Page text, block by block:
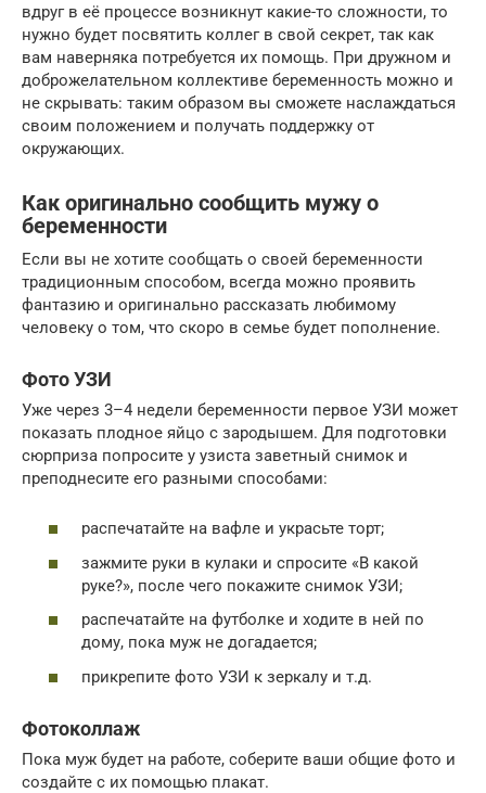
вдруг в её процессе возникнут какие-то сложности, то
нужно будет посвятить коллег в свой секрет, так как
вам наверняка потребуется их помощь. При дружном и
доброжелательном коллективе беременность можно и
не скрывать: таким образом вы сможете наслаждаться
своим положением и получать поддержку от
окружающих.
Как оригинально сообщить мужу о
беременности
Если вы не хотите сообщать о своей беременности
традиционным способом, всегда можно проявить
фантазию и оригинально рассказать любимому
человеку о том, что скоро в семье будет пополнение.
Фото УЗИ
Уже через 3–4 недели беременности первое УЗИ может
показать плодное яйцо с зародышем. Для подготовки
сюрприза попросите у узиста заветный снимок и
преподнесите его разными способами:
распечатайте на вафле и украсьте торт;
зажмите руки в кулаки и спросите «В какой
руке?», после чего покажите снимок УЗИ;
распечатайте на футболке и ходите в ней по
дому, пока муж не догадается;
прикрепите фото УЗИ к зеркалу и т.д.
Фотоколлаж
Пока муж будет на работе, соберите ваши общие фото и
создайте с их помощью плакат.